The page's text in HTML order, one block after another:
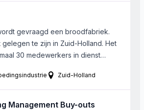
gevraagd een broodfabriek.
te zijn in Zuid-Holland. Het
30 medewerkers in dienst
Zuid-Holland
Management Buy-outs